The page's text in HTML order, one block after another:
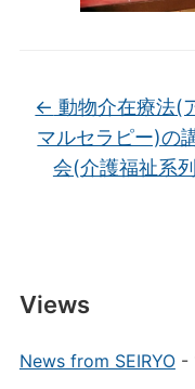
← 動物介在療法(
マルセラピー)の
会(介護福祉系
Views
News from SEIRYO-